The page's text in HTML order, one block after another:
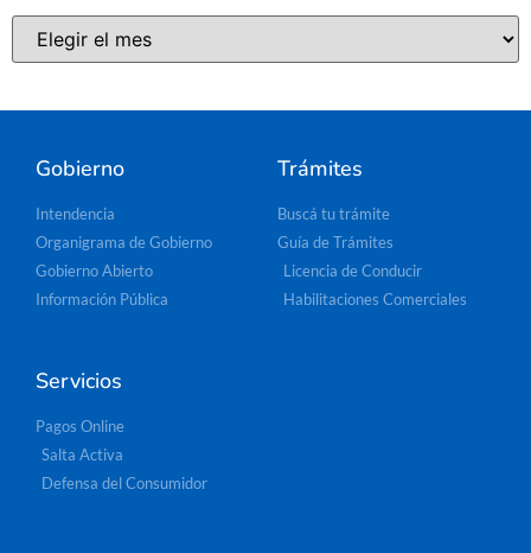
Gobierno
Intendencia
Organigrama de Gobierno
Gobierno Abierto
Información Pública
Trámites
Buscá tu trámite
Guía de Trámites
Licencia de Conducir
Habilitaciones Comerciales
Servicios
Pagos Online
Salta Activa
Defensa del Consumidor